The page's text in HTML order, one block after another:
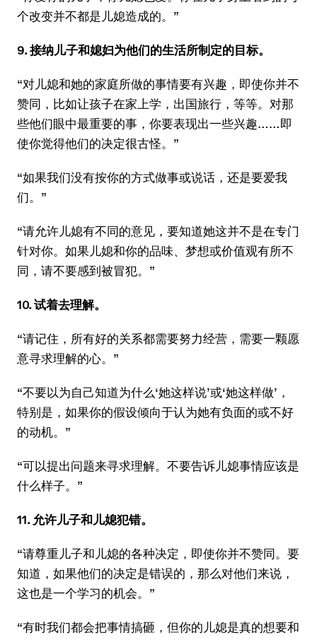
个改变并不都是儿媳造成的。”
9. 接纳儿子和媳妇为他们的生活所制定的目标。
“对儿媳和她的家庭所做的事情要有兴趣，即使你并不
赞同，比如让孩子在家上学，出国旅行，等等。对那
些他们眼中最重要的事，你要表现出一些兴趣……即
使你觉得他们的决定很古怪。”
“如果我们没有按你的方式做事或说话，还是要爱我
们。”
“请允许儿媳有不同的意见，要知道她这并不是在专门
针对你。如果儿媳和你的品味、梦想或价值观有所不
同，请不要感到被冒犯。”
10. 试着去理解。
“请记住，所有好的关系都需要努力经营，需要一颗愿
意寻求理解的心。”
“不要以为自己知道为什么‘她这样说’或‘她这样做’，
特别是，如果你的假设倾向于认为她有负面的或不好
的动机。”
“可以提出问题来寻求理解。不要告诉儿媳事情应该是
什么样子。”
11. 允许儿子和儿媳犯错。
“请尊重儿子和儿媳的各种决定，即使你并不赞同。要
知道，如果他们的决定是错误的，那么对他们来说，
这也是一个学习的机会。”
“有时我们都会把事情搞砸，但你的儿媳是真的想要和